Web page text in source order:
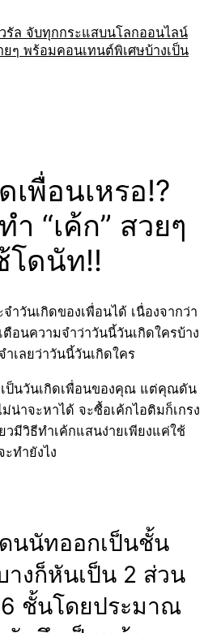
รัล จับทุกกระแสบนโลกออนไลน์
ๆ พร้อมคอนเทนต์พิเศษบ้างเป็น
เพื่อนเหรอ!?
ำ “เค้ก” สวยๆ
โดนัท!!
วันเกิดของเพื่อนได้ เนื่องจากว่า
อนความจำว่าวันนี้วันเกิดใครบ้าง
ำเลยว่าวันนี้วันเกิดใคร
ป็นวันเกิดเพื่อนของคุณ แต่คุณดัน
น่าจะหาได้ จะซื้อเค้กไอติมก็เกรง
วมีวิธีทำเค้กแสนง่ายเพียงแค่ใช้
ทำยังไง
นนัทออกเป็นชั้น
างก็หันเป็น 2 ส่วน
6 ชั้นโดยประมาณ